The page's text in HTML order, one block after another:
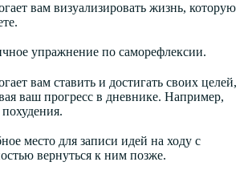
вам визуализировать жизнь, которую
упражнение по саморефлексии.
вам ставить и достигать своих целей,
ваш прогресс в дневнике. Например,
место для записи идей на ходу с
вернуться к ним позже.